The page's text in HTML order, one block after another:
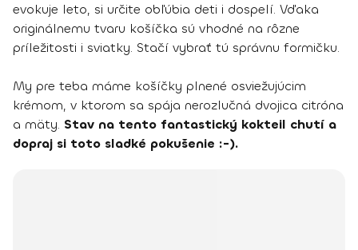
evokuje leto, si určite obľúbia deti i dospelí. Vďaka
originálnemu tvaru košíčka sú vhodné na rôzne
príležitosti i sviatky. Stačí vybrať tú správnu formičku.
My pre teba máme košíčky plnené osviežujúcim
krémom, v ktorom sa spája nerozlučná dvojica citróna
a mäty. Stav na tento fantastický kokteil chutí a
dopraj si toto sladké pokušenie :-).